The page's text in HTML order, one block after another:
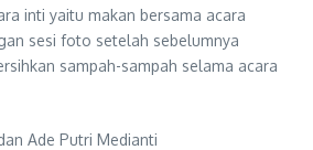
inti yaitu makan bersama acara
sesi foto setelah sebelumnya
sampah-sampah selama acara
Ade Putri Medianti